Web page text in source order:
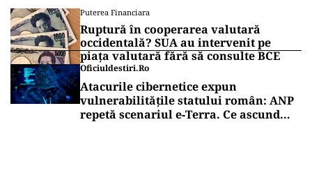
Puterea Financiara
Ruptură în cooperarea valutară
occidentală? SUA au intervenit pe
piața valutară fără să consulte BCE
Oficiuldestiri.ro
Atacurile cibernetice expun
vulnerabilitățile statului român: ANP
repetă scenariul e‑Terra. Ce ascund